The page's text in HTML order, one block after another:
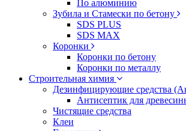
По алюминию
Зубила и Стамески по бетону
SDS PLUS
SDS MAX
Коронки
Коронки по бетону
Коронки по металлу
Строительная химия
Дезинфицирующие средства
Антисептик для
Чистящие средства
Клеи